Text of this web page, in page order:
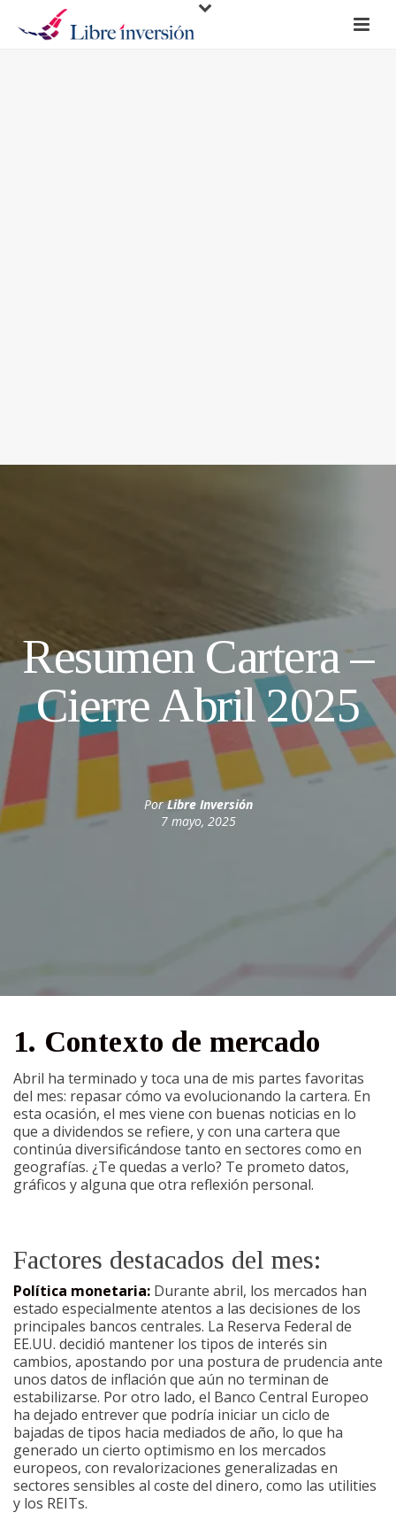
Resumen Cartera –
Cierre Abril 2025
PorLibre Inversión
7 mayo, 2025
1. Contexto de mercado
Abril ha terminado y toca una de mis partes favoritas
del mes: repasar cómo va evolucionando la cartera. En
esta ocasión, el mes viene con buenas noticias en lo
que a dividendos se refiere, y con una cartera que
continúa diversificándose tanto en sectores como en
geografías. ¿Te quedas a verlo? Te prometo datos,
gráficos y alguna que otra reflexión personal.
Factores destacados del mes:
Política monetaria: Durante abril, los mercados han
estado especialmente atentos a las decisiones de los
principales bancos centrales. La Reserva Federal de
EE.UU. decidió mantener los tipos de interés sin
cambios, apostando por una postura de prudencia ante
unos datos de inflación que aún no terminan de
estabilizarse. Por otro lado, el Banco Central Europeo
ha dejado entrever que podría iniciar un ciclo de
bajadas de tipos hacia mediados de año, lo que ha
generado un cierto optimismo en los mercados
europeos, con revalorizaciones generalizadas en
sectores sensibles al coste del dinero, como las utilities
y los REITs.